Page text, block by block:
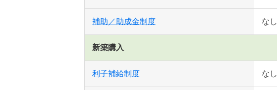
補助／助成金制度 なし
新築購入
利子補給制度 なし